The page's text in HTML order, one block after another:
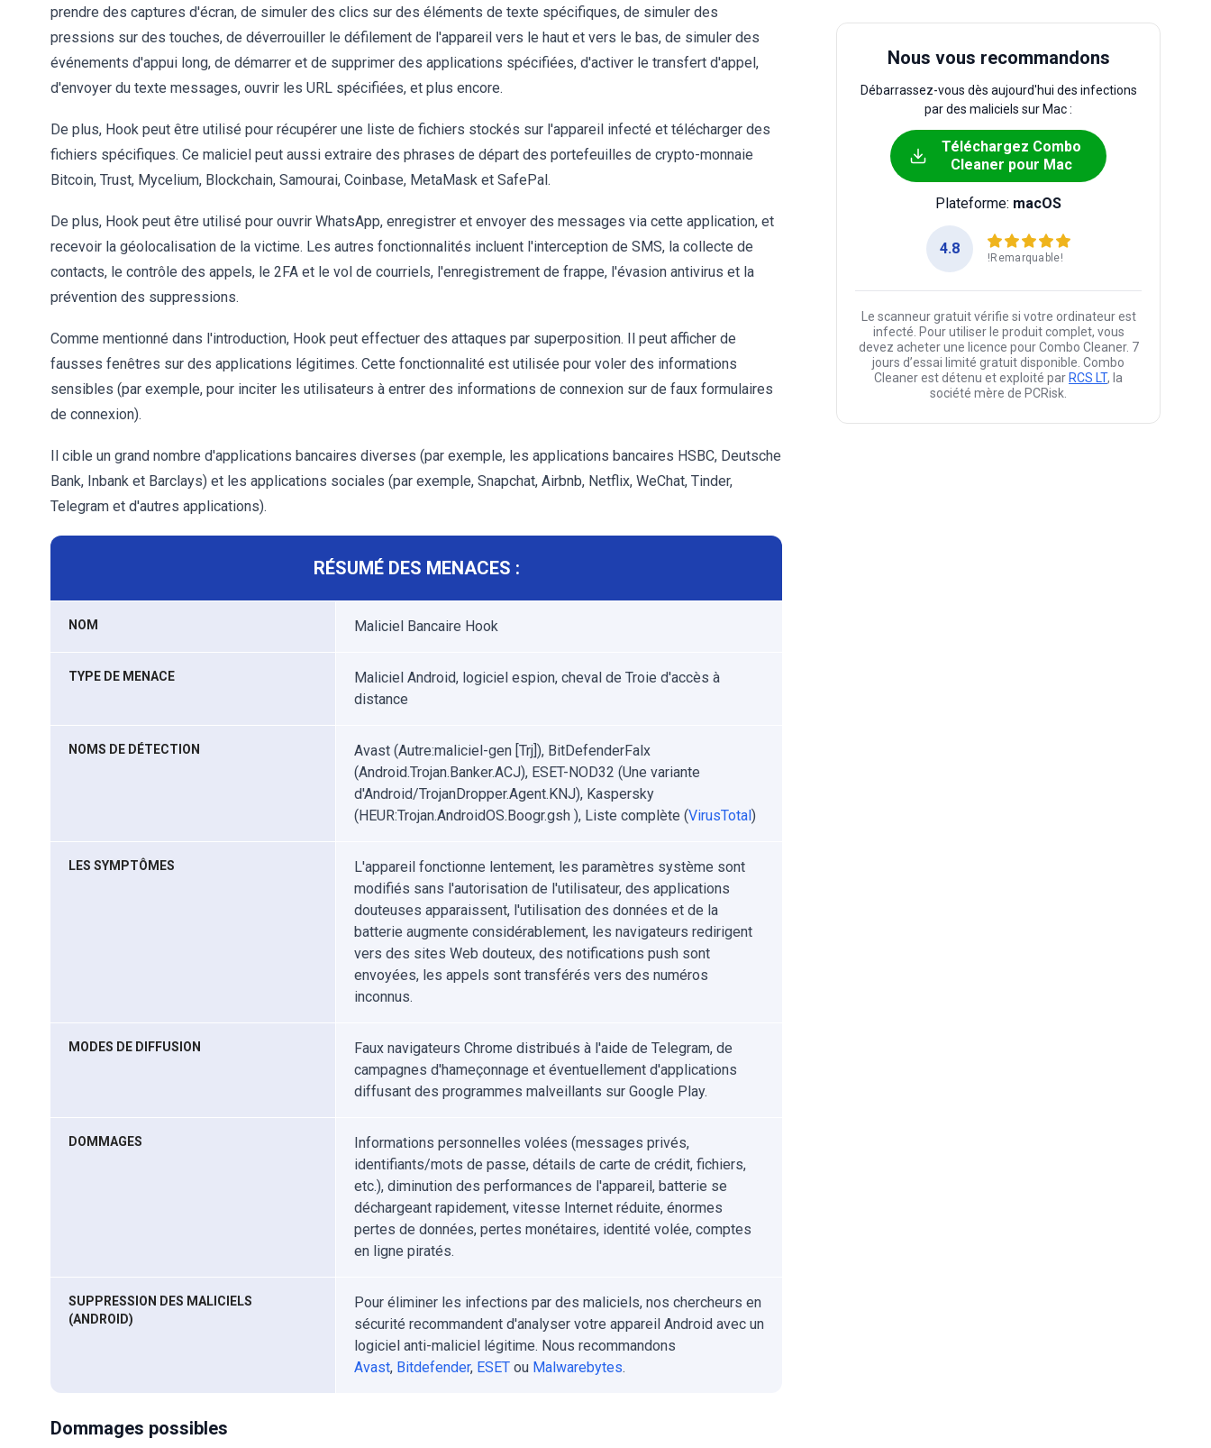
prendre des captures d'écran, de simuler des clics sur des éléments de texte spécifiques, de simuler des
pressions sur des touches, de déverrouiller le défilement de l'appareil vers le haut et vers le bas, de simuler des
événements d'appui long, de démarrer et de supprimer des applications spécifiées, d'activer le transfert d'appel,
d'envoyer du texte messages, ouvrir les URL spécifiées, et plus encore.
De plus, Hook peut être utilisé pour récupérer une liste de fichiers stockés sur l'appareil infecté et télécharger des
fichiers spécifiques. Ce maliciel peut aussi extraire des phrases de départ des portefeuilles de crypto-monnaie
Bitcoin, Trust, Mycelium, Blockchain, Samourai, Coinbase, MetaMask et SafePal.
De plus, Hook peut être utilisé pour ouvrir WhatsApp, enregistrer et envoyer des messages via cette application, et
recevoir la géolocalisation de la victime. Les autres fonctionnalités incluent l'interception de SMS, la collecte de
contacts, le contrôle des appels, le 2FA et le vol de courriels, l'enregistrement de frappe, l'évasion antivirus et la
prévention des suppressions.
Comme mentionné dans l'introduction, Hook peut effectuer des attaques par superposition. Il peut afficher de
fausses fenêtres sur des applications légitimes. Cette fonctionnalité est utilisée pour voler des informations
sensibles (par exemple, pour inciter les utilisateurs à entrer des informations de connexion sur de faux formulaires
de connexion).
Il cible un grand nombre d'applications bancaires diverses (par exemple, les applications bancaires HSBC, Deutsche
Bank, Inbank et Barclays) et les applications sociales (par exemple, Snapchat, Airbnb, Netflix, WeChat, Tinder,
Telegram et d'autres applications).
RÉSUMÉ DES MENACES :
NOM Maliciel Bancaire Hook
TYPE DE MENACE
Maliciel Android, logiciel espion, cheval de Troie d'accès à
distance
NOMS DE DÉTECTION
Avast (Autre:maliciel-gen [Trj]), BitDefenderFalx
(Android.Trojan.Banker.ACJ), ESET-NOD32 (Une variante
d'Android/TrojanDropper.Agent.KNJ), Kaspersky
(HEUR:Trojan.AndroidOS.Boogr.gsh ), Liste complète (VirusTotal)
LES SYMPTÔMES
L'appareil fonctionne lentement, les paramètres système sont
modifiés sans l'autorisation de l'utilisateur, des applications
douteuses apparaissent, l'utilisation des données et de la
batterie augmente considérablement, les navigateurs redirigent
vers des sites Web douteux, des notifications push sont
envoyées, les appels sont transférés vers des numéros
inconnus.
MODES DE DIFFUSION
Faux navigateurs Chrome distribués à l'aide de Telegram, de
campagnes d'hameçonnage et éventuellement d'applications
diffusant des programmes malveillants sur Google Play.
DOMMAGES
Informations personnelles volées (messages privés,
identifiants/mots de passe, détails de carte de crédit, fichiers,
etc.), diminution des performances de l'appareil, batterie se
déchargeant rapidement, vitesse Internet réduite, énormes
pertes de données, pertes monétaires, identité volée, comptes
en ligne piratés.
SUPPRESSION DES MALICIELS
(ANDROID)
Pour éliminer les infections par des maliciels, nos chercheurs en
sécurité recommandent d'analyser votre appareil Android avec un
logiciel anti-maliciel légitime. Nous recommandons
Avast, Bitdefender, ESET ou Malwarebytes.
Dommages possibles
Nous vous recommandons
Débarrassez-vous dès aujourd'hui des infections
par des maliciels sur Mac :
Téléchargez Combo
Cleaner pour Mac
Plateforme: macOS
4.8
!Remarquable!
Le scanneur gratuit vérifie si votre ordinateur est
infecté. Pour utiliser le produit complet, vous
devez acheter une licence pour Combo Cleaner. 7
jours d’essai limité gratuit disponible. Combo
Cleaner est détenu et exploité par RCS LT, la
société mère de PCRisk.